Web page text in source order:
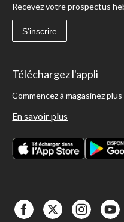
Recevez votre prospectus
S'inscrire
Téléchargez l'appli
Commencez à magasinez
En savoir plus